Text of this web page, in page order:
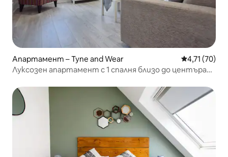
Апартамент – Tyne and Wear Средна
4,71 (70)
Луксозен апартамент с 1 спалня близо до центъра